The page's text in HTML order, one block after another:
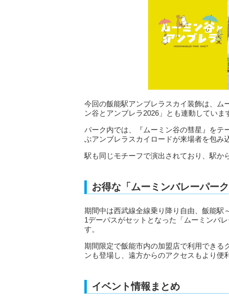
今回の飯能駅アンブレラスカイ装飾は、ム
ン谷とアンブレラ2026」とも連動していま
パーク内では、『ムーミン谷の彗星』をテ
ぶアンブレラスカイロードが来場者を包み
駅も同じモチーフで演出されており、駅か
お得な「ムーミンバレーパー
期間中は西武線全線乗り降り自由、飯能駅
1デーパスがセットとなった「ムーミンバ
す。
期間限定で飯能市内の加盟店で利用できる
ンも登場し、遠方からのアクセスもより便
イベント情報まとめ